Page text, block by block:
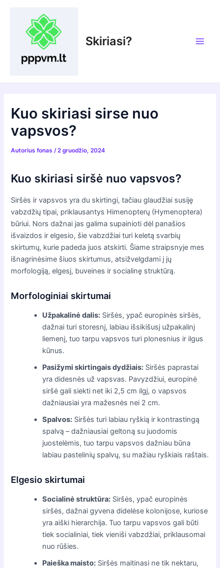
Skiriasi?
Kuo skiriasi sirse nuo
vapsvos?
Autorius fonas/2 gruodžio, 2024
Kuo skiriasi siršė nuo vapsvos?
Siršės ir vapsvos yra du skirtingi, tačiau glaudžiai susiję
vabzdžių tipai, priklausantys Himenopterų (Hymenoptera)
būriui. Nors dažnai jas galima supainioti dėl panašios
išvaizdos ir elgesio, šie vabzdžiai turi keletą svarbių
skirtumų, kurie padeda juos atskirti. Šiame straipsnyje mes
išnagrinėsime šiuos skirtumus, atsižvelgdami į jų
morfologiją, elgesį, buveines ir socialinę struktūrą.
Morfologiniai skirtumai
Užpakalinė dalis: Siršės, ypač europinės siršės,
dažnai turi storesnį, labiau išsikišusį užpakalinį
liemenį, tuo tarpu vapsvos turi plonesnius ir ilgus
kūnus.
Pasižymi skirtingais dydžiais: Siršės paprastai
yra didesnės už vapsvas. Pavyzdžiui, europinė
siršė gali siekti net iki 2,5 cm ilgį, o vapsvos
dažniausiai yra mažesnės nei 2 cm.
Spalvos: Siršės turi labiau ryškią ir kontrastingą
spalvą – dažniausiai geltoną su juodomis
juostelėmis, tuo tarpu vapsvos dažniau būna
labiau pastelinių spalvų, su mažiau ryškiais raštais.
Elgesio skirtumai
Socialinė struktūra: Siršės, ypač europinės
siršės, dažnai gyvena didelėse kolonijose, kuriose
yra aiški hierarchija. Tuo tarpu vapsvos gali būti
tiek socialiniai, tiek vieniši vabzdžiai, priklausomai
nuo rūšies.
Paieška maisto: Siršės maitinasi ne tik nektaru,